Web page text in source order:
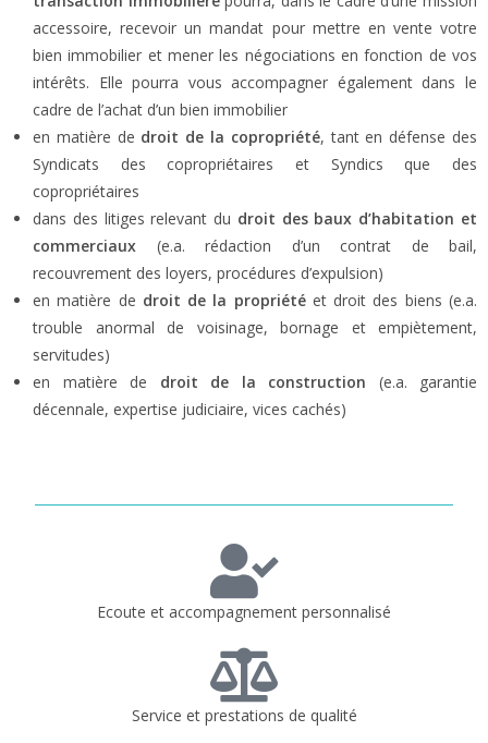
accessoire, recevoir un mandat pour mettre en vente votre
bien immobilier et mener les négociations en fonction de vos
intérêts. Elle pourra vous accompagner également dans le
cadre de l’achat d’un bien immobilier
en matière de droit de la copropriété, tant en défense des
Syndicats des copropriétaires et Syndics que des
copropriétaires
dans des litiges relevant du droit des baux d’habitation et
commerciaux (e.a. rédaction d’un contrat de bail,
recouvrement des loyers, procédures d’expulsion)
en matière de droit de la propriétéet droit des biens (e.a.
trouble anormal de voisinage, bornage et empiètement,
servitudes)
en matière de droit de la construction (e.a. garantie
décennale, expertise judiciaire, vices cachés)
Ecoute et accompagnement personnalisé
Service et prestations de qualité